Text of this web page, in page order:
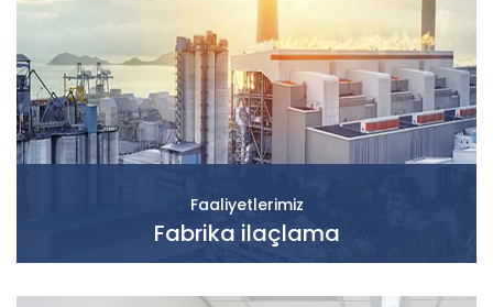
Faaliyetlerimiz
Fabrika ilaçlama